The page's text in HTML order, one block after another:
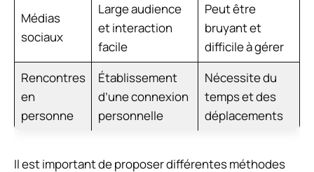
Médias
sociaux
Large audience
et interaction
facile
Peut être
bruyant et
difficile à gérer
Rencontres
en
personne
Établissement
d’une connexion
personnelle
Nécessite du
temps et des
déplacements
Il est important de proposer différentes méthodes